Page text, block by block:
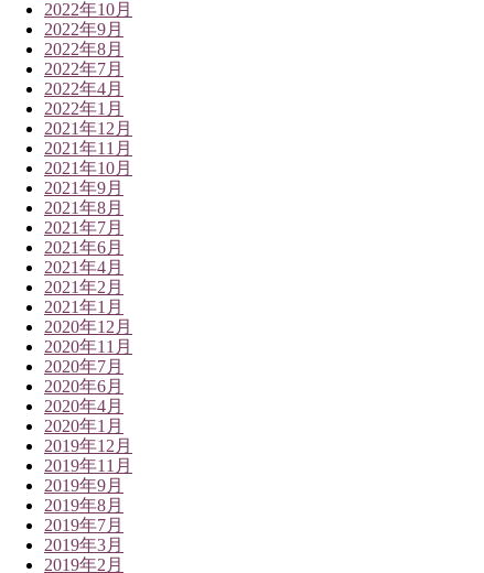
2022年10月
2022年9月
2022年8月
2022年7月
2022年4月
2022年1月
2021年12月
2021年11月
2021年10月
2021年9月
2021年8月
2021年7月
2021年6月
2021年4月
2021年2月
2021年1月
2020年12月
2020年11月
2020年7月
2020年6月
2020年4月
2020年1月
2019年12月
2019年11月
2019年9月
2019年8月
2019年7月
2019年3月
2019年2月